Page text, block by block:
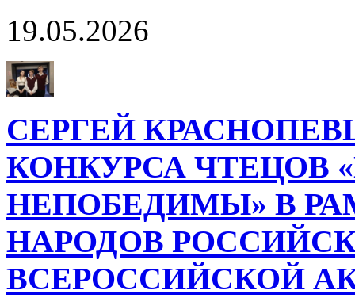
19.05.2026
СЕРГЕЙ
КОНКУРСА ЧТЕЦОВ
НЕПОБЕДИМЫ» В
НАРОДОВ
ВСЕРОССИЙСКОЙ